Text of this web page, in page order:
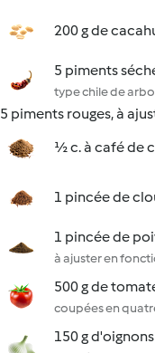
200 g de
5 piments
type chile de
5 piments rouges, à
½ c. à café de
1 pincée de
1 pincée de
à ajuster en
500 g de
coupées en
150 g